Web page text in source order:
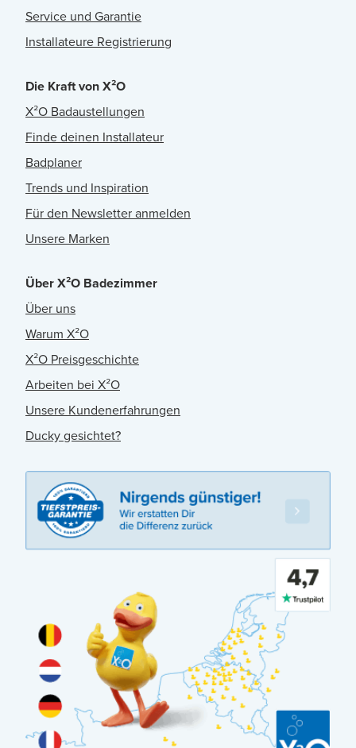
Service und Garantie
Installateure Registrierung
Die Kraft von X²O
X²O Badaustellungen
Finde deinen Installateur
Badplaner
Trends und Inspiration
Für den Newsletter anmelden
Unsere Marken
Über X²O Badezimmer
Über uns
Warum X²O
X²O Preisgeschichte
Arbeiten bei X²O
Unsere Kundenerfahrungen
Ducky gesichtet?